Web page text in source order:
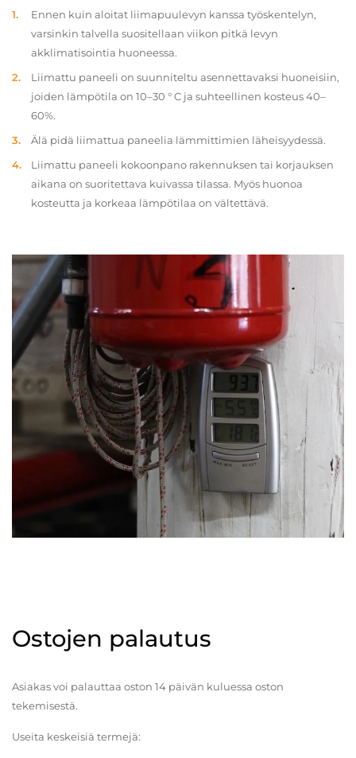
Ennen kuin aloitat liimapuulevyn kanssa työskentelyn,
varsinkin talvella suositellaan viikon pitkä levyn
akklimatisointia huoneessa.
Liimattu paneeli on suunniteltu asennettavaksi huoneisiin,
joiden lämpötila on 10–30 ° C ja suhteellinen kosteus 40–
60%.
Älä pidä liimattua paneelia lämmittimien läheisyydessä.
Liimattu paneeli kokoonpano rakennuksen tai korjauksen
aikana on suoritettava kuivassa tilassa. Myös huonoa
kosteutta ja korkeaa lämpötilaa on vältettävä.
Ostojen palautus
Asiakas voi palauttaa oston 14 päivän kuluessa oston
tekemisestä.
Useita keskeisiä termejä: